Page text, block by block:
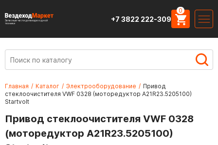
Запасные части для вездеходной
техники
+7 3822 222-309
0
Главная / Каталог / Электрооборудование / Привод
стеклоочистителя VWF 0328 (моторедуктор A21R23.5205100)
Startvolt
Привод стеклоочистителя VWF 0328
(моторедуктор A21R23.5205100)